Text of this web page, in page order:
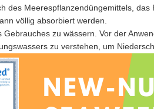
des Meerespflanzendüngemittels,
völlig absorbiert werden.
zu wässern. Vor der
zu verstehen, um